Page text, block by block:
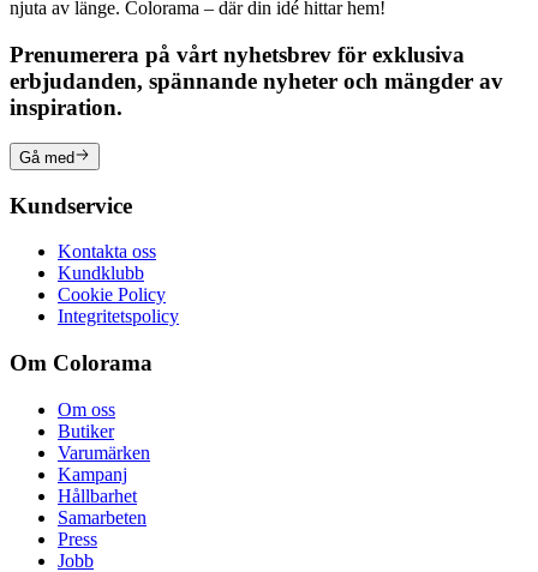
njuta av länge. Colorama – där din idé hittar hem!
Prenumerera på vårt nyhetsbrev för exklusiva
erbjudanden, spännande nyheter och mängder av
inspiration.
Gå med
Kundservice
Kontakta oss
Kundklubb
Cookie Policy
Integritetspolicy
Om Colorama
Om oss
Butiker
Varumärken
Kampanj
Hållbarhet
Samarbeten
Press
Jobb